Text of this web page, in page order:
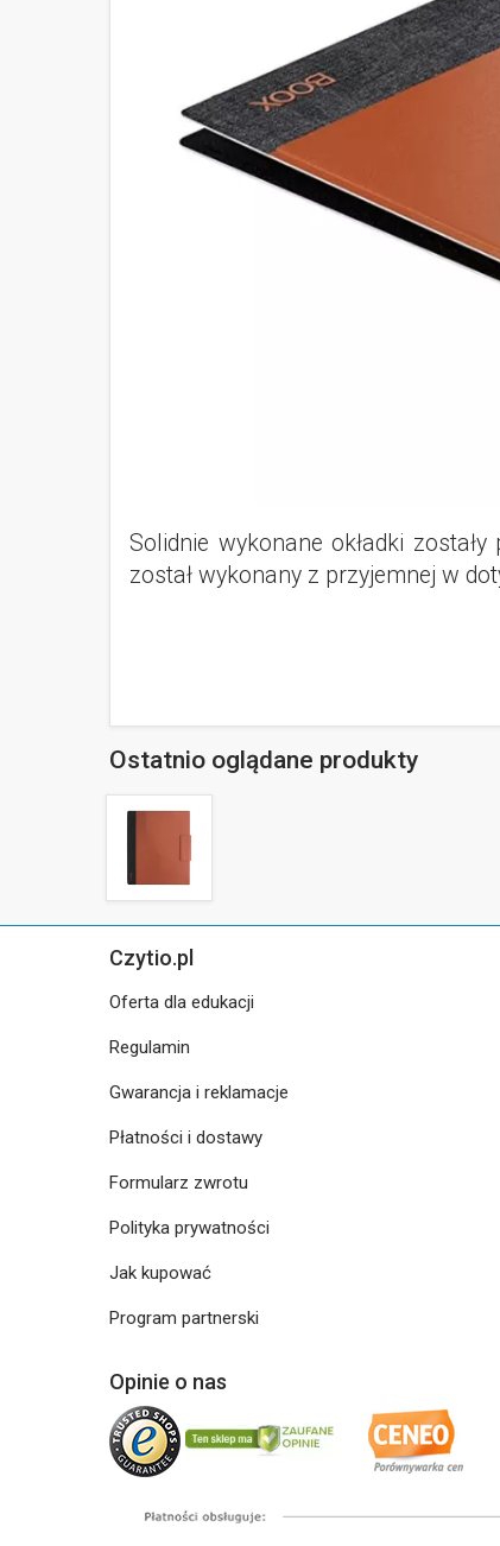
Solidnie wykonane okładki
został wykonany z przyjemnej w
Ostatnio oglądane produkty
Czytio.pl
Oferta dla edukacji
Regulamin
Gwarancja i reklamacje
Płatności i dostawy
Formularz zwrotu
Polityka prywatności
Jak kupować
Program partnerski
Opinie o nas